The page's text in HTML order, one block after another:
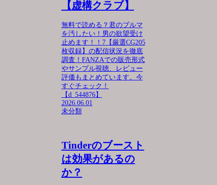
【虚構クラブ】
無料で読める？君のブルマ
を汚したい！男の欲望受け
止めます！！7【厳選CG205
枚収録】の配信状況を徹底
調査！FANZAでの販売形式
やサンプル視聴、レビュー
評価もまとめています。今
すぐチェック！
【d_544876】
2026.06.01
未分類
Tinderのブースト
は効果があるの
か？